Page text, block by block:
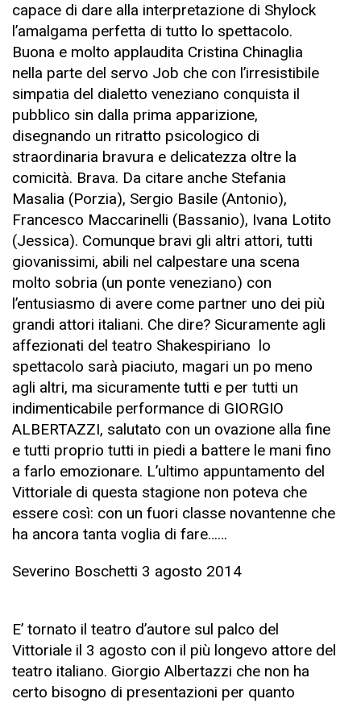
capace di dare alla interpretazione di Shylock
l’amalgama perfetta di tutto lo spettacolo.
Buona e molto applaudita Cristina Chinaglia
nella parte del servo Job che con l’irresistibile
simpatia del dialetto veneziano conquista il
pubblico sin dalla prima apparizione,
disegnando un ritratto psicologico di
straordinaria bravura e delicatezza oltre la
comicità. Brava. Da citare anche Stefania
Masalia (Porzia), Sergio Basile (Antonio),
Francesco Maccarinelli (Bassanio), Ivana Lotito
(Jessica). Comunque bravi gli altri attori, tutti
giovanissimi, abili nel calpestare una scena
molto sobria (un ponte veneziano) con
l’entusiasmo di avere come partner uno dei più
grandi attori italiani. Che dire? Sicuramente agli
affezionati del teatro Shakespiriano lo
spettacolo sarà piaciuto, magari un po meno
agli altri, ma sicuramente tutti e per tutti un
indimenticabile performance di GIORGIO
ALBERTAZZI, salutato con un ovazione alla fine
e tutti proprio tutti in piedi a battere le mani fino
a farlo emozionare. L’ultimo appuntamento del
Vittoriale di questa stagione non poteva che
essere così: con un fuori classe novantenne che
ha ancora tanta voglia di fare……
Severino Boschetti 3 agosto 2014
E’ tornato il teatro d’autore sul palco del
Vittoriale il 3 agosto con il più longevo attore del
teatro italiano. Giorgio Albertazzi che non ha
certo bisogno di presentazioni per quanto